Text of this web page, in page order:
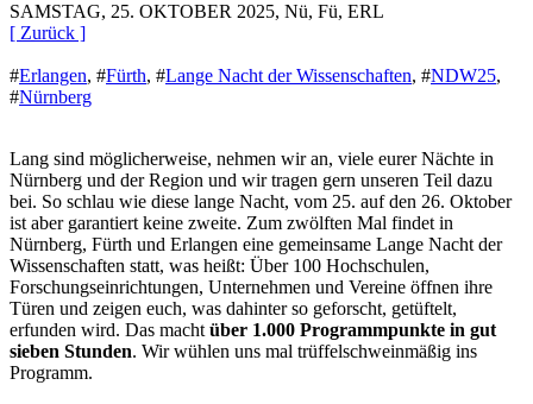
SAMSTAG, 25. OKTOBER 2025, Nü, Fü, ERL
[ Zurück ]
#Erlangen, #Fürth, #Lange Nacht der Wissenschaften, #NDW25,
#Nürnberg
Lang sind möglicherweise, nehmen wir an, viele eurer Nächte in
Nürnberg und der Region und wir tragen gern unseren Teil dazu
bei. So schlau wie diese lange Nacht, vom 25. auf den 26. Oktober
ist aber garantiert keine zweite. Zum zwölften Mal findet in
Nürnberg, Fürth und Erlangen eine gemeinsame Lange Nacht der
Wissenschaften statt, was heißt: Über 100 Hochschulen,
Forschungseinrichtungen, Unternehmen und Vereine öffnen ihre
Türen und zeigen euch, was dahinter so geforscht, getüftelt,
erfunden wird. Das macht über 1.000 Programmpunkte in gut
sieben Stunden. Wir wühlen uns mal trüffelschweinmäßig ins
Programm.